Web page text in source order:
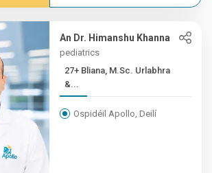
An Dr. Himanshu Khanna
pediatrics
27+ Bliana, M.Sc. Urlabhra
&...
Ospidéil Apollo, Deilí